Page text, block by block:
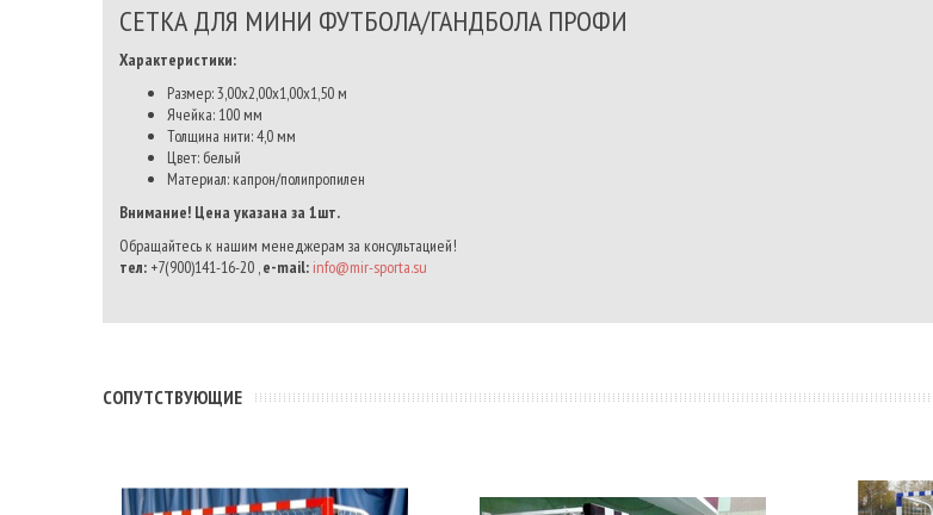
СЕТКА ДЛЯ МИНИ ФУТБОЛА/ГАНДБОЛА ПРОФИ
Характеристики:
Размер: 3,00х2,00х1,00х1,50 м
Ячейка: 100 мм
Толщина нити: 4,0 мм
Цвет: белый
Материал: капрон/полипропилен
Внимание! Цена указана за 1шт.
Обращайтесь к нашим менеджерам за консультацией!
тел: +7(900)141-16-20 ,e-mail: info@mir-sporta.su
CОПУТСТВУЮЩИЕ